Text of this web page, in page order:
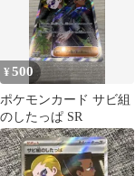
¥500
ポケモンカード サビ組
のしたっぱ SR